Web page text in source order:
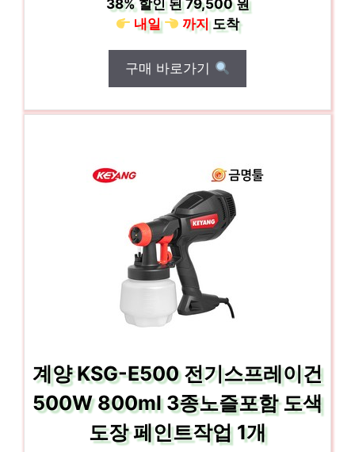
38%할인 된79,500 원
내일
까지도착
구매 바로가기
계양 KSG-E500 전기스프레이건
500W 800ml 3종노즐포함 도색
도장 페인트작업 1개